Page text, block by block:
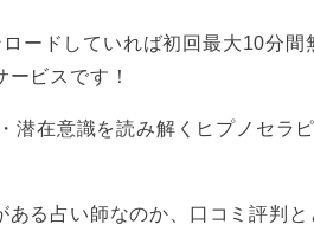
ードしていれば初回最大10分間
ビスです！
潜在意識を読み解くヒプノセラ
る占い師なのか、口コミ評判と